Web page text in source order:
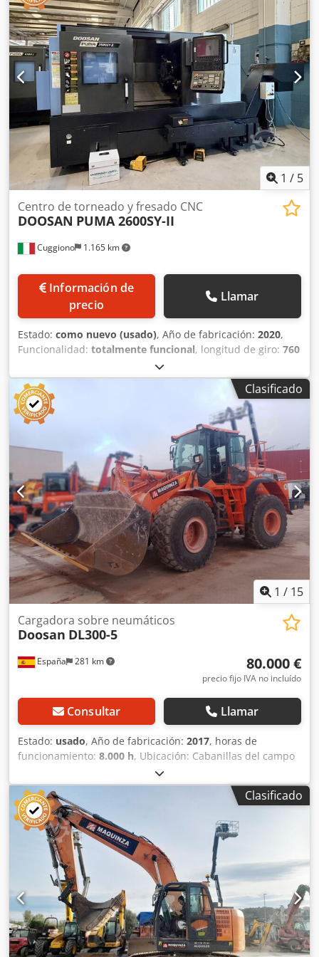
Z:680 mm, avance rápido eje X:24 m/min
, avance rápido
eje Z:30 m/min, tipo de corriente de entrada:trifásico,
altura total:1.700 mm, longitud total:3.500 mm, ancho
total: 1.700 mm, nariz del husillo: ASA 8, peso total:4.900
kg
, diámetro de giro sobre tobogán superior: 460 mm
diámetro del husillo: 255 mm, Equipamiento:
documentación / manual, Torno de segunda mano de 3
ejes con herramientas motorizadas y control CNC Fanuc 0i-
TF. Crodpfx Aozrnl Aenisf
1 / 5
Cuggiono 1.165 km
Centro de torneado y fresado CNC
DOOSAN PUMA 2600SY-II
Información de
precio
Llamar
Estado: como nuevo (usado), Año de fabricación: 2020,
Funcionalidad: totalmente funcional, longitud de giro: 760
, diámetro de giro sobre carro transversal:
diámetro de giro:376 mm, potencia del motor del husillo:
18 W, velocidad del husillo (min.):
, velocidad del
cabezal (máx.):
, agujero del husillo:81 mm
recorrido eje X:
, recorrido del eje Y:110 mm
recorrido del eje Z:
, avance rápido eje X:30
m/min, avance rápido eje Y: 10 m/min , avance rápido eje
30 m/min, tipo de corriente de entrada:trifásico, paso
de barra:81 mm, altura total:2.170 mm, longitud total:
4.400 mm, ancho total:2.100 mm, peso total:6.650 kg,
diámetro del husillo:254 mm, Equipamiento:ajuste
continuo de la velocidad de rotación, documentación /
manual, Torno usado de control numérico computarizado
(CNC) de 6 ejes, con husillo secundario, herramientas
motorizadas y eje Y, y control CNC FANUC 0i-TF PLUS.
Csdjzrmiajpfx Anisrf
Clasificado
1 / 15
España 281 km
Cargadora sobre neumáticos
Doosan DL300-5
80.000 €
precio fijo IVA no incluído
Consultar Llamar
Estado: usado, Año de fabricación: 2017, horas de
funcionamiento: 8.000 h, Ubicación: Cabanillas del campo
(Guadalajara) La pala cargadora de ocasión Doosan DL300-
5 está diseñada para que el operador pueda trabajar
durante horas y bajo condiciones excelentes. Más espacio,
mejor visibilidad, aire acondicionado, un asiento muy
cómodo, espacio de almacenamiento suficiente y más
características. Capacidad de carga 3 m3 (3.000 l.). Pala
cargadora de segunda mano a la venta con una cuchara
en su extremo frontal, idónea en la construcción de
edificios, minería, carreteras, autopistas, túneles o presas
hidráulicas. Credjzb Nahepfx Anisf Este modelo de pala
cargadora deja atrás a la competencia, con tecnologías
que reducen el consumo de combustible y establecen
nuevos estándares de comodidad en la cabina. CE
Clasificado